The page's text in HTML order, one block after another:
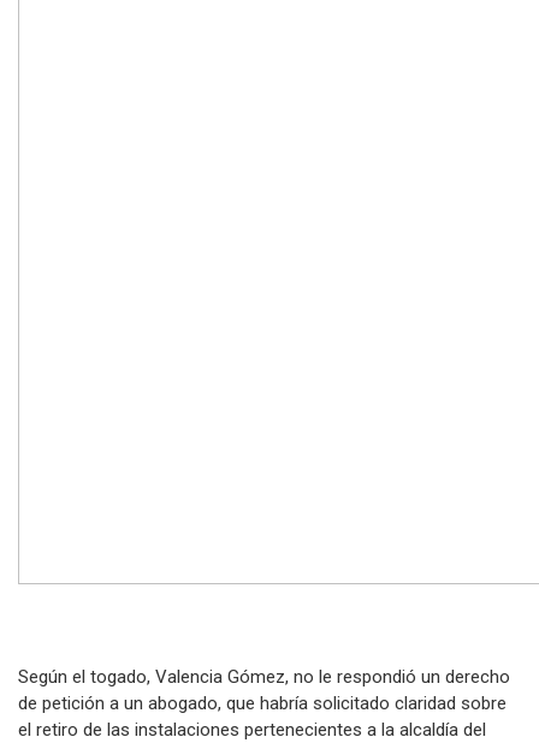
Según el togado, Valencia Gómez, no le respondió un derecho
de petición a un abogado, que habría solicitado claridad sobre
el retiro de las instalaciones pertenecientes a la alcaldía del